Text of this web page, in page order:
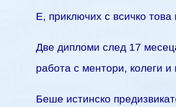
Е, приключих с всичко
Две дипломи след 17
работа с ментори, колеги и
Беше истинско